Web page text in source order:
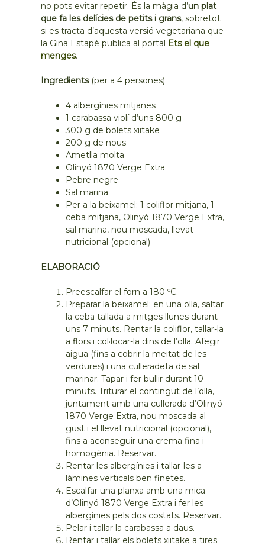
no pots evitar repetir. És la màgia d’un plat
que fa les delícies de petits i grans, sobretot
si es tracta d’aquesta versió vegetariana que
la Gina Estapé publica al portal
Ets el que
menges.
Ingredients (per a 4 persones)
4 albergínies mitjanes
1 carabassa violí d’uns 800 g
300 g de bolets xiitake
200 g de nous
Ametlla molta
Olinyó 1870 Verge Extra
Pebre negre
Sal marina
Per a la beixamel: 1 coliflor mitjana, 1
ceba mitjana, Olinyó 1870 Verge Extra,
sal marina, nou moscada, llevat
nutricional (opcional)
ELABORACIÓ
Preescalfar el forn a 180 ºC.
Preparar la beixamel: en una olla, saltar
la ceba tallada a mitges llunes durant
uns 7 minuts. Rentar la coliflor, tallar-la
a flors i col·locar-la dins de l’olla. Afegir
aigua (fins a cobrir la meitat de les
verdures) i una culleradeta de sal
marinar. Tapar i fer bullir durant 10
minuts. Triturar el contingut de l’olla,
juntament amb una cullerada d’Olinyó
1870 Verge Extra, nou moscada al
gust i el llevat nutricional (opcional),
fins a aconseguir una crema fina i
homogènia. Reservar.
Rentar les albergínies i tallar-les a
làmines verticals ben finetes.
Escalfar una planxa amb una mica
d’Olinyó 1870 Verge Extra i fer les
albergínies pels dos costats. Reservar.
Pelar i tallar la carabassa a daus.
Rentar i tallar els bolets xiitake a tires.